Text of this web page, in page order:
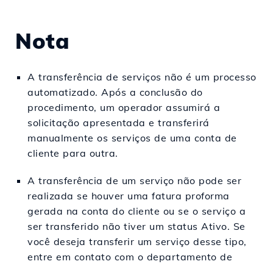
Nota
A transferência de serviços não é um processo
automatizado. Após a conclusão do
procedimento, um operador assumirá a
solicitação apresentada e transferirá
manualmente os serviços de uma conta de
cliente para outra.
A transferência de um serviço não pode ser
realizada se houver uma fatura proforma
gerada na conta do cliente ou se o serviço a
ser transferido não tiver um status Ativo. Se
você deseja transferir um serviço desse tipo,
entre em contato com o departamento de